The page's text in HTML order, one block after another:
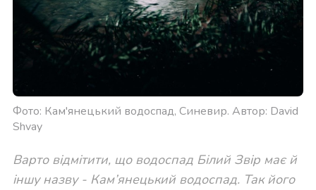
Фото: Кам'янецький водоспад, Синевир. Автор: David
Shvay
Варто відмітити, що водоспад Білий Звір має й
іншу назву - Кам’янецький водоспад. Так його